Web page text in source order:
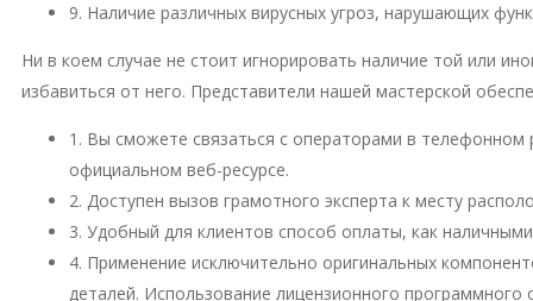
9. Наличие различных вирусных угроз, нарушающих
Ни в коем случае не стоит игнорировать наличие той или
избавиться от него. Представители нашей мастерской
1. Вы сможете связаться с операторами в
официальном веб-ресурсе.
2. Доступен вызов грамотного эксперта к месту
3. Удобный для клиентов способ оплаты, как
4. Применение исключительно оригинальных
деталей. Использование лицензионного